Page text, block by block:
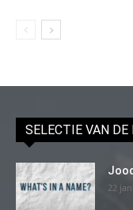
SELECTIE VAN DE
22